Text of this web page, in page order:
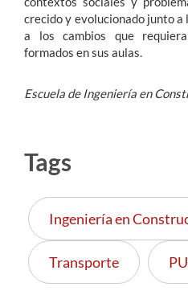
crecido y evolucionado junto
a los cambios que
formados en sus aulas.
Escuela de Ingeniería en
Tags
Ingeniería en
Transporte